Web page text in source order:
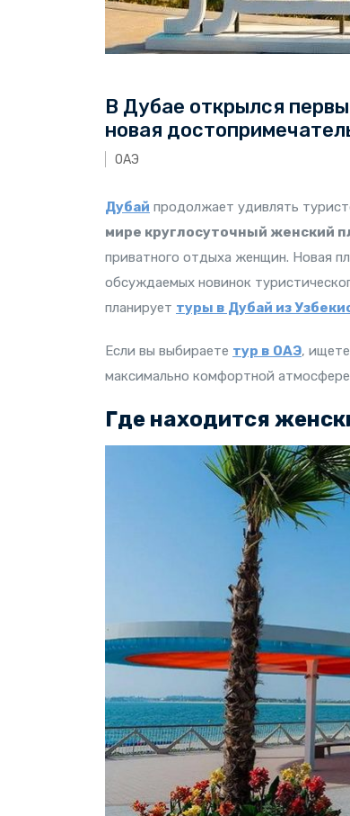
В Дубае открылся
новая
ОАЭ
Дубай продолжает удивлять
мире круглосуточный женский
приватного отдыха женщин. Новая
обсуждаемых новинок
планирует туры в Дубай из
Если вы выбираете тур в ОАЭ,
максимально комфортной
Где находится